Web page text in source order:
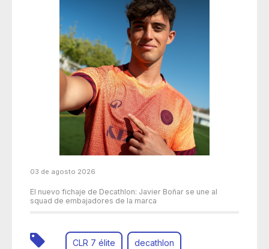
03 de agosto 2026
El nuevo fichaje de Decathlon: Javier Boñar se une al
squad de embajadores de la marca
CLR 7 élite decathlon